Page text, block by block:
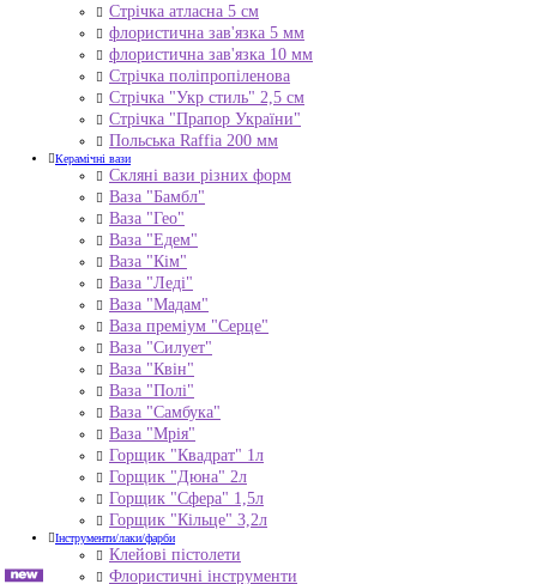
Стрічка атласна 5 см
флористична зав'язка 5 мм
флористична зав'язка 10 мм
Стрічка поліпропіленова
Стрічка "Укр стиль" 2,5 см
Стрічка "Прапор України"
Польська Raffia 200 мм
Керамічні вази
Скляні вази різних форм
Ваза "Бамбл"
Ваза "Гео"
Ваза "Едем"
Ваза "Кім"
Ваза "Леді"
Ваза "Мадам"
Ваза преміум "Серце"
Ваза "Силует"
Ваза "Квін"
Ваза "Полі"
Ваза "Самбука"
Ваза "Мрія"
Горщик "Квадрат" 1л
Горщик "Дюна" 2л
Горщик "Сфера" 1,5л
Горщик "Кільце" 3,2л
Інструменти/лаки/фарби
Клейові пістолети
Флористичні інструменти